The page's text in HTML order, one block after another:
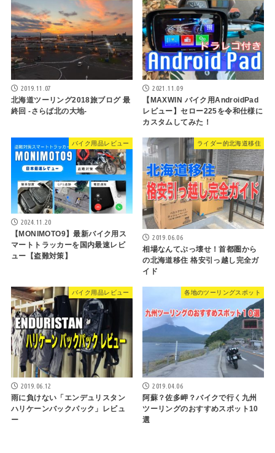
2019.11.07
北海道ツーリング2018旅ブログ 最
終回 -さらば北の大地-
2021.11.09
【MAXWIN バイク用AndroidPad
レビュー】セロー225を令和仕様に
カスタムしてみた！
バイク用品レビュー
2024.11.20
【MONIMOTO9】最新バイク用ス
マートトラッカーを国内最速レビ
ュー【盗難対策】
ライダー的北海道移住
2019.06.06
相場なんてぶっ壊せ！首都圏から
の北海道移住 格安引っ越し完全ガ
イド
バイク用品レビュー
2019.06.12
雨に負けない「エンデュリスタン
ハリケーンバックパック」レビュ
ー
各地のツーリングスポット
2019.04.06
阿蘇？佐多岬？バイクで行く九州
ツーリングのおすすめスポット10
選